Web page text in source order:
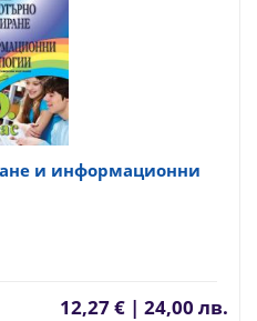
и информационни
12,27 € | 24,00 лв.